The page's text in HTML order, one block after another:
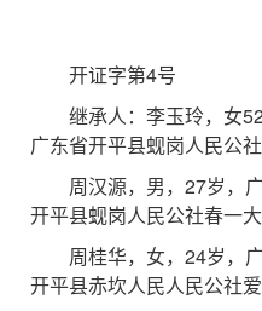
开证字第4号
继承人：李玉玲，女52
广东省开平县蚬岗人民公
周汉源，男，27岁，广
开平县蚬岗人民公社春一大
周桂华，女，24岁，广
开平县赤坎人民人民公社爱